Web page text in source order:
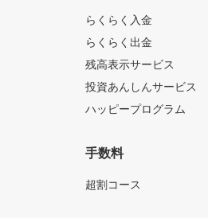
らくらく入金
らくらく出金
残高表示サービス
投資あんしんサービス
ハッピープログラム
手数料
超割コース